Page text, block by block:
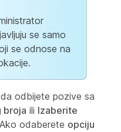
se samo
se odnose na
odbijete pozive sa
broja ili Izaberite
odaberete opciju